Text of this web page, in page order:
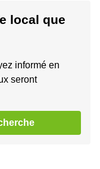
local que
informé en
seront